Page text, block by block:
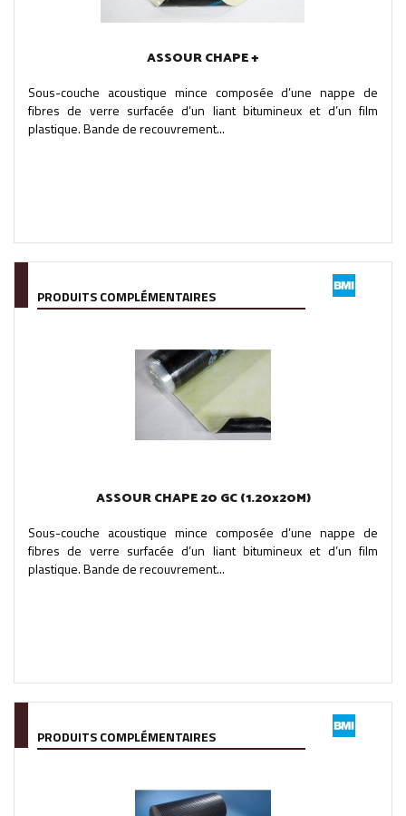
ASSOUR CHAPE +
Sous-couche acoustique mince composée d’une nappe de
fibres de verre surfacée d’un liant bitumineux et d’un film
plastique. Bande de recouvrement...
PRODUITS COMPLÉMENTAIRES
ASSOUR CHAPE 20 GC (1.20x20M)
Sous-couche acoustique mince composée d’une nappe de
fibres de verre surfacée d’un liant bitumineux et d’un film
plastique. Bande de recouvrement...
PRODUITS COMPLÉMENTAIRES